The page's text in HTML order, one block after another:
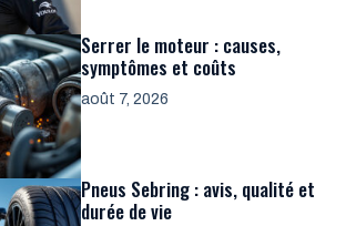
Serrer le moteur : causes,
symptômes et coûts
août 7, 2026
Pneus Sebring : avis, qualité et
durée de vie